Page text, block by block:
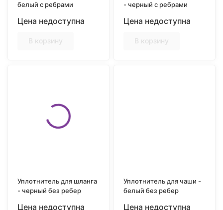
белый с ребрами
Цена недоступна
В корзину
- черный c ребрами
Цена недоступна
В корзину
Уплотнитель для шланга
- черный без ребер
Цена недоступна
Уплотнитель для чаши -
белый без ребер
Цена недоступна